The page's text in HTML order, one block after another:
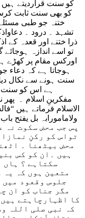
کو سنت قراردیتے ہیں
کو بھی سنت ثابت
ختنہ جو طبی
تشہد ۔ درود ۔
ذرا ختنے اور قعدہ کے
تو اسے اندازہ
اورکس مقام پر کھڑے
ہوجاتا ہے کہ دعاء
سنت ہونے سے نکال
ہے اس کو سنت
مفکرینِ اسلام ۔
الاسلام فرماتے ہیں
پس جب محض سکوت نہ
تواس کو رکنِ
محض بیٹھنا ۔
ہیں ۔ان کو کس
سکتاہے ؟ ہاں
متعین ہوں کہ یہ
جلوس وقعود میں
مگر جناب کو ان
کہ نبی صلی اللہ